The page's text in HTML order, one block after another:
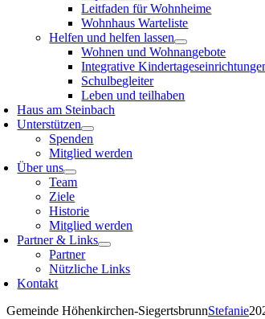
Leitfaden für Wohnheime
Wohnhaus Warteliste
Helfen und helfen lassen
Wohnen und Wohnangebote
Integrative
Schulbegleiter
Leben und teilhaben
Haus am Steinbach
Unterstützen
Spenden
Mitglied werden
Über uns
Team
Ziele
Historie
Mitglied werden
Partner & Links
Partner
Nützliche Links
Kontakt
Gemeinde Höhenkirchen-SiegertsbrunnStefanie